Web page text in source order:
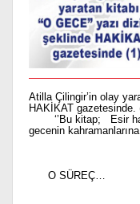
Atilla Çilingir’in olay
HAKİKAT gazetesinde.
‘’Bu kitap; Esir
gecenin
O SÜREÇ…